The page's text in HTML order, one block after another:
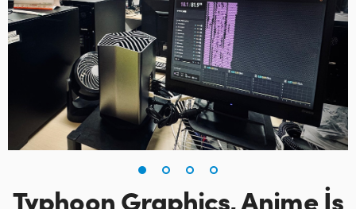
Haber Arşivi
Basın Resimleri
Australia
Austria
Brazil
Canada
China
Typhoon Graphics, Anime İş